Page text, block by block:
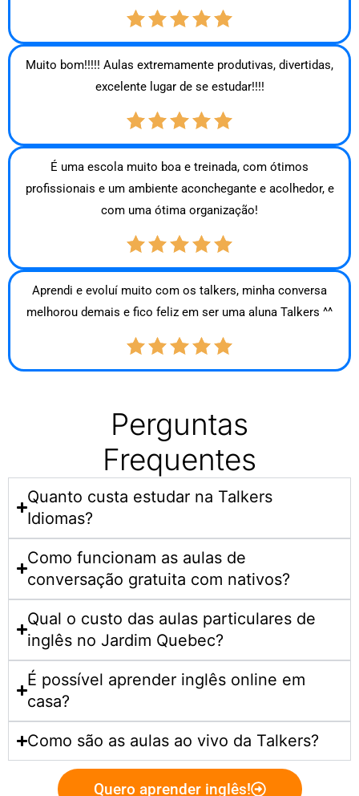
Muito bom!!!!! Aulas extremamente produtivas, divertidas,
excelente lugar de se estudar!!!!
É uma escola muito boa e treinada, com ótimos
profissionais e um ambiente aconchegante e acolhedor, e
com uma ótima organização!
Aprendi e evoluí muito com os talkers, minha conversa
melhorou demais e fico feliz em ser uma aluna Talkers ^^
Perguntas
Frequentes
Quanto custa estudar na Talkers
Idiomas?​
Como funcionam as aulas de
conversação gratuita com nativos?
Qual o custo das aulas particulares de
inglês no Jardim Quebec?
É possível aprender inglês online em
casa?
Como são as aulas ao vivo da Talkers?
Quero aprender inglês!